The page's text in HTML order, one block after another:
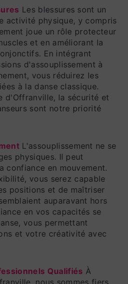
Les blessures sont un
activité physique, y compris
joue un rôle protecteur
et en améliorant la
En intégrant
d'assouplissement à
vous réduirez les
à la danse classique.
d'Offranville, la sécurité et
sont notre priorité
L'assouplissement ne se
physiques. Il peut
confiance en mouvement.
vous serez capable
positions et de maîtriser
auparavant hors
en vos capacités se
vous permettant
et votre créativité avec
Qualifiés À